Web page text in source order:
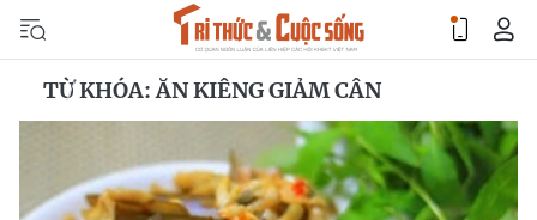
TỪ KHÓA: ĂN KIÊNG GIẢM CÂN